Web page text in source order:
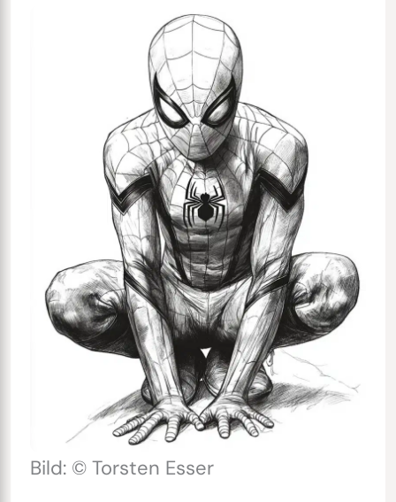
Bild: © Torsten Esser